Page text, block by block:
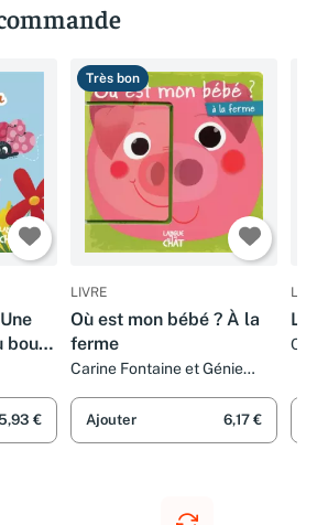
bout
5,93 €
Très bon
LIVRE
Où est mon bébé ? À la
ferme
Carine Fontaine et Génie
Ajouter 6,17 €
La